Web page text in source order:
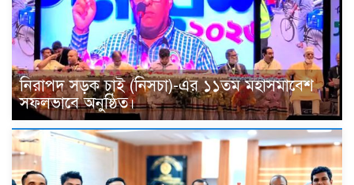
নিরাপদ সড়ক চাই (নিসচা)-এর ১১তম মহাসমাবেশ
সফলভাবে অনুষ্ঠিত।